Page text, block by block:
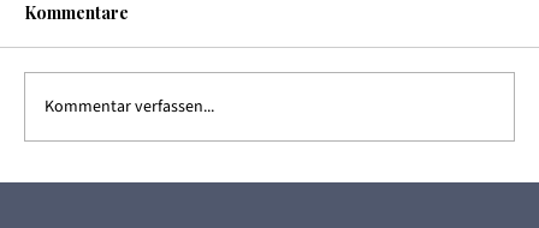
Kommentare
Kommentar verfassen...